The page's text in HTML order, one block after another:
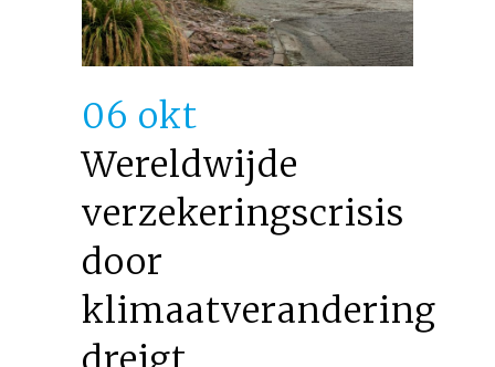
06 okt
Wereldwijde
verzekeringscrisis
door
klimaatverandering